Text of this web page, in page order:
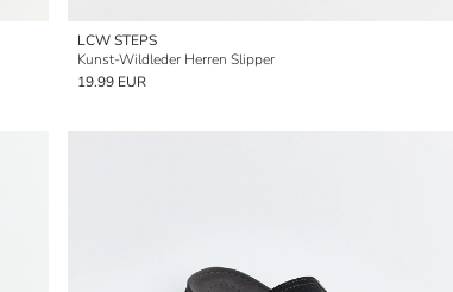
LCW STEPS
Kunst-Wildleder Herren Slipper
19.99 EUR